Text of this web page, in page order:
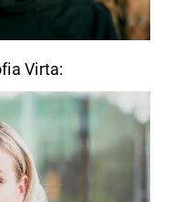
Virta: